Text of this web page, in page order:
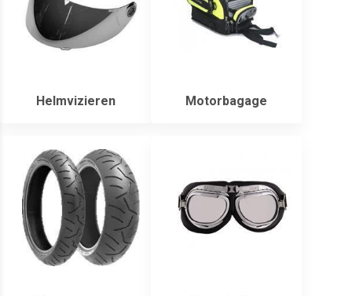
Helmvizieren Motorbagage